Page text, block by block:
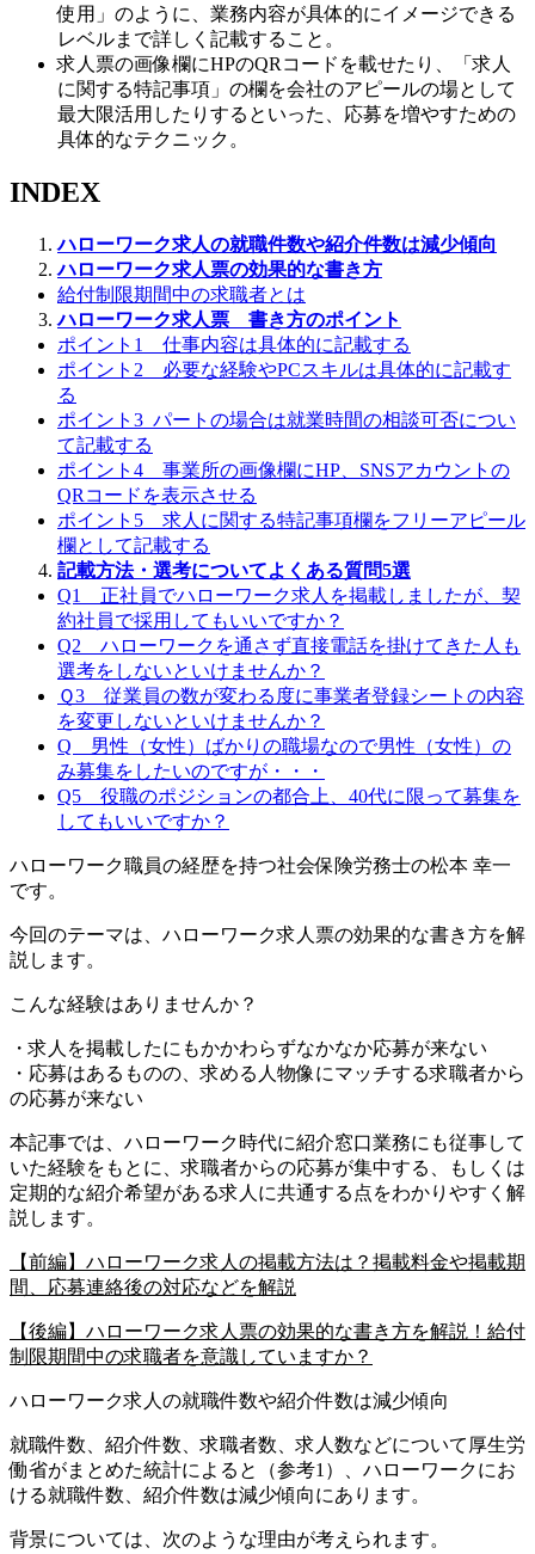
使用」のように、業務内容が具体的にイメージできる
レベルまで詳しく記載すること。
求人票の画像欄にHPのQRコードを載せたり、「求人
に関する特記事項」の欄を会社のアピールの場として
最大限活用したりするといった、応募を増やすための
具体的なテクニック。
INDEX
ハローワーク求人の就職件数や紹介件数は減少傾向
ハローワーク求人票の効果的な書き方
給付制限期間中の求職者とは
ハローワーク求人票 書き方のポイント
ポイント1 仕事内容は具体的に記載する
ポイント2 必要な経験やPCスキルは具体的に記載す
る
ポイント3 パートの場合は就業時間の相談可否につい
て記載する
ポイント4 事業所の画像欄にHP、SNSアカウントの
QRコードを表示させる
ポイント5 求人に関する特記事項欄をフリーアピール
欄として記載する
記載方法・選考についてよくある質問5選
Q1 正社員でハローワーク求人を掲載しましたが、契
約社員で採用してもいいですか？
Q2 ハローワークを通さず直接電話を掛けてきた人も
選考をしないといけませんか？
Ｑ3 従業員の数が変わる度に事業者登録シートの内容
を変更しないといけませんか？
Q 男性（女性）ばかりの職場なので男性（女性）の
み募集をしたいのですが・・・
Q5 役職のポジションの都合上、40代に限って募集を
してもいいですか？
ハローワーク職員の経歴を持つ社会保険労務士の松本 幸一
です。
今回のテーマは、ハローワーク求人票の効果的な書き方を解
説します。
こんな経験はありませんか？
・求人を掲載したにもかかわらずなかなか応募が来ない
・応募はあるものの、求める人物像にマッチする求職者から
の応募が来ない
本記事では、ハローワーク時代に紹介窓口業務にも従事して
いた経験をもとに、求職者からの応募が集中する、もしくは
定期的な紹介希望がある求人に共通する点をわかりやすく解
説します。
【前編】ハローワーク求人の掲載方法は？掲載料金や掲載期
間、応募連絡後の対応などを解説
【後編】ハローワーク求人票の効果的な書き方を解説！給付
制限期間中の求職者を意識していますか？
ハローワーク求人の就職件数や紹介件数は減少傾向
就職件数、紹介件数、求職者数、求人数などについて厚生労
働省がまとめた統計によると（参考1）、ハローワークにお
ける就職件数、紹介件数は減少傾向にあります。
背景については、次のような理由が考えられます。